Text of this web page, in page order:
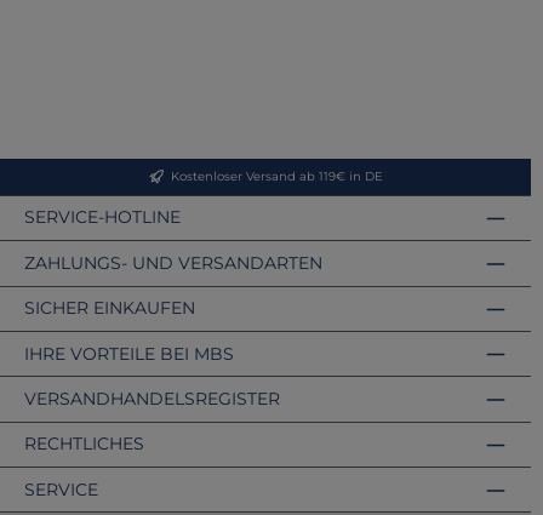
Kostenloser Versand ab 119€ in DE
SERVICE-HOTLINE
ZAHLUNGS- UND VERSANDARTEN
VERSANDHANDELSREGISTER
SICHER EINKAUFEN
IHRE VORTEILE BEI MBS
RECHTLICHES
SERVICE